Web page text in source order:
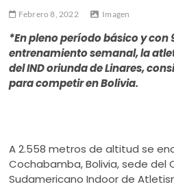
Febrero 8, 2022 Imagen
*En pleno período básico y con
entrenamiento semanal, la
del IND oriunda de Linares,
para competir en Bolivia.
A 2.558 metros de altitud se
Cochabamba, Bolivia, sede del
Sudamericano Indoor de